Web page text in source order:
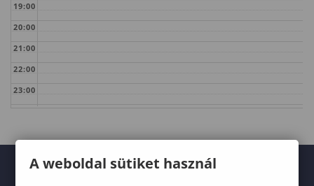
19:00
20:00
21:00
22:00
23:00
A weboldal sütiket használ